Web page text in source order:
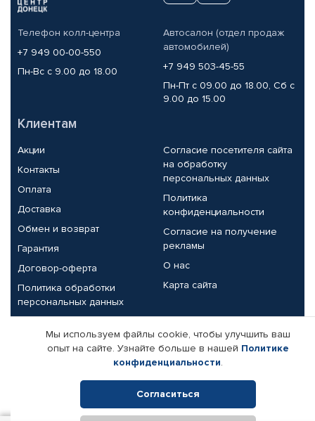
Телефон колл-центра
+7 949 00-00-550
Пн-Вс с 9.00 до 18.00
Автосалон (отдел продаж
автомобилей)
+7 949 503-45-55
Пн-Пт с 09.00 до 18.00, Сб с
9.00 до 15.00
Клиентам
Акции
Контакты
Оплата
Доставка
Обмен и возврат
Гарантия
Договор-оферта
Политика обработки
персональных данных
Согласие посетителя сайта
на обработку
персональных данных
Политика
конфиденциальности
Согласие на получение
рекламы
О нас
Карта сайта
Партнерам
Корпоративным клиентам
Поставщикам
Реквизиты компании
Мы используем файлы cookie, чтобы улучшить ваш
опыт на сайте. Узнайте больше в нашей Политике
конфиденциальности.
Согласиться